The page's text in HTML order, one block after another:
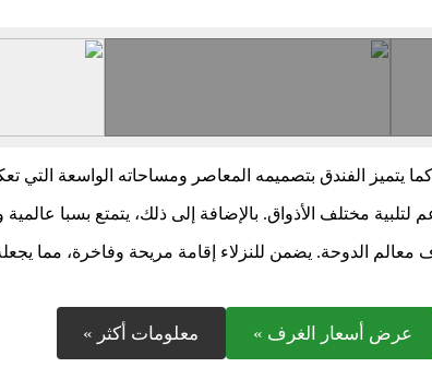
يتميز الفندق بتصميمه المعاصر ومساحاته الواسعة التي
مختلف الأذواق. بالإضافة إلى ذلك، يتمتع بسبا
الدوحة. يضمن للنزلاء إقامة مريحة وفاخرة، مما
عرض أسعار الغرف » معلومات أكثر »